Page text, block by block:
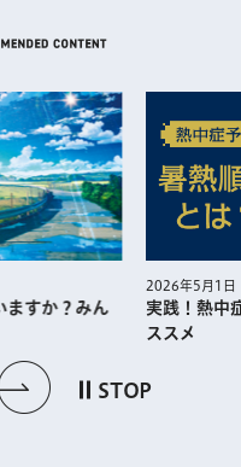
ドを表示 次のスライドを
STOP
ますか？みん
2026年5月1日
実践！熱中
ススメ